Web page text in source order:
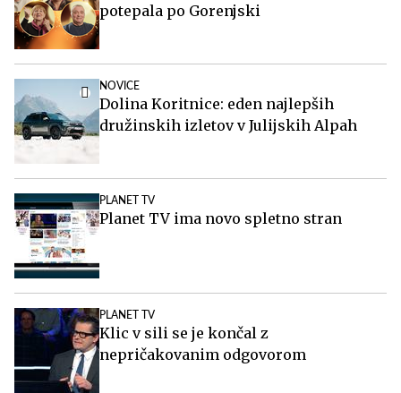
potepala po Gorenjski
NOVICE
Dolina Koritnice: eden najlepših
družinskih izletov v Julijskih Alpah
PLANET TV
Planet TV ima novo spletno stran
PLANET TV
Klic v sili se je končal z
nepričakovanim odgovorom